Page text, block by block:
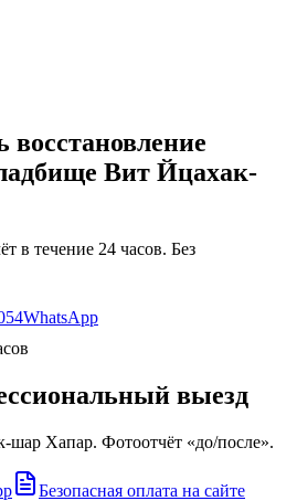
восстановление
Вит Йцахак-
в течение 24 часов. Без
WhatsApp
выезд
Хапар. Фотоотчёт «до/после».
Безопасная оплата на сайте